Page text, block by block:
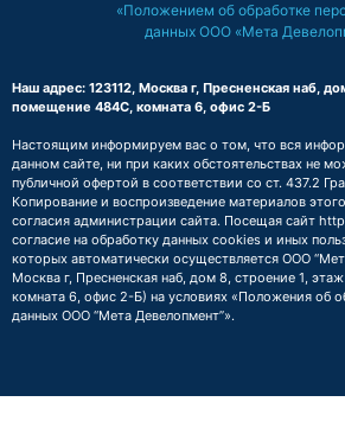
«Положением об обработке
данных ООО «Мета
Наш адрес: 123112, Москва г, Пресненская наб,
помещение 484С, комната 6, офис 2-Б
Настоящим информируем вас о том, что вся
данном сайте, ни при каких обстоятельствах не
публичной офертой в соответствии со ст. 437.2
Копирование и воспроизведение материалов
согласия администрации сайта. Посещая сайт
согласие на обработку данных cookies и иных
которых автоматически осуществляется ООО
Москва г, Пресненская наб, дом 8, строение 1,
комната 6, офис 2-Б) на условиях «Положения об
данных ООО “Мета Девелопмент”».